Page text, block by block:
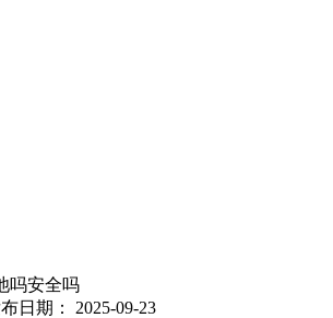
吗安全吗
日期： 2025-09-23